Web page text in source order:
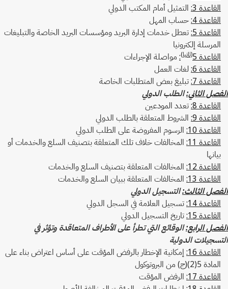
القاعدة 3:
التمثيل أمام المكتب الدولي
القاعدة 4:
حساب المهل
القاعدة 5:
تعطل خدمات إدارة البريد ومؤسسات البريد الخاصة والتبليغات
المرسلة إلكترونيا
القاعدة 5
(ثانيا): مواصلة الإجراءات
القاعدة 6:
لغات العمل
القاعدة 7:
تبليغ بعض المتطلبات الخاصة
الفصل الثاني:الطلب الدولي
القاعدة 8:
تعدد المودعين
القاعدة 9:
الشروط المتعلقة بالطلب الدولي
القاعدة 10:
الرسوم المفروضة على الطلب الدولي
القاعدة 11:
المخالفات خلاف تلك المتعلقة بتصنيف السلع والخدمات أو
بيانها
القاعدة 12:
المخالفات المتعلقة بتصنيف السلع والخدمات
القاعدة 13:
المخالفات المتعلقة ببيان السلع والخدمات
الفصل الثالث:التسجيل الدولي
القاعدة 14:
تسجيل العلامة في السجل الدولي
القاعدة 15:
تاريخ التسجيل الدولي
الفصل الرابع:الوقائع التي تطرأ على الأطراف المتعاقدة وتؤثر في
التسجيلات الدولية
القاعدة 16:
إمكانية الإخطار بالرفض المؤقت على أساس اعتراض بناء على
المادة 5(2)(ج) من البروتوكول
القاعدة 17:
الرفض المؤقت